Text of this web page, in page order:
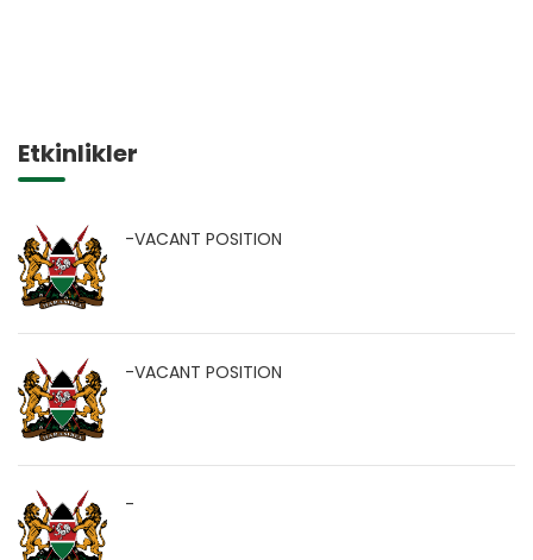
Etkinlikler
-VACANT POSITION
-VACANT POSITION
-